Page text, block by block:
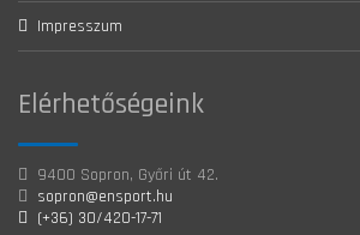
Impresszum
Elérhetőségeink
9400 Sopron, Győri út 42.
sopron@ensport.hu
(+36) 30/420-17-71